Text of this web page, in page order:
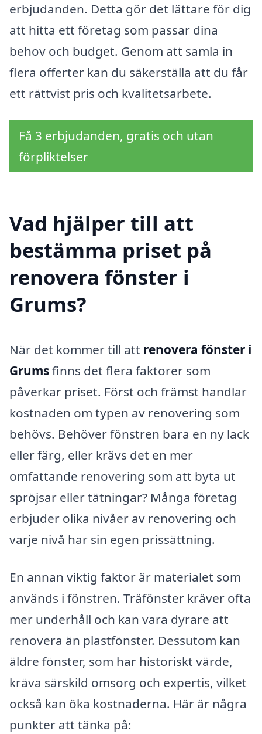
erbjudanden. Detta gör det lättare för dig
att hitta ett företag som passar dina
behov och budget. Genom att samla in
flera offerter kan du säkerställa att du får
ett rättvist pris och kvalitetsarbete.
Få 3 erbjudanden, gratis och utan
förpliktelser
Vad hjälper till att
bestämma priset på
renovera fönster i
Grums?
När det kommer till att renovera fönster i
Grumsfinns det flera faktorer som
påverkar priset. Först och främst handlar
kostnaden om typen av renovering som
behövs. Behöver fönstren bara en ny lack
eller färg, eller krävs det en mer
omfattande renovering som att byta ut
spröjsar eller tätningar? Många företag
erbjuder olika nivåer av renovering och
varje nivå har sin egen prissättning.
En annan viktig faktor är materialet som
används i fönstren. Träfönster kräver ofta
mer underhåll och kan vara dyrare att
renovera än plastfönster. Dessutom kan
äldre fönster, som har historiskt värde,
kräva särskild omsorg och expertis, vilket
också kan öka kostnaderna. Här är några
punkter att tänka på: